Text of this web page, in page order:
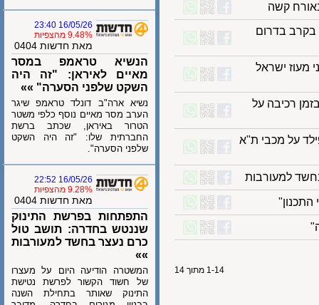
12 בגולני, נפל בקרב בדרום
ישראל
בזמן רכיבה על
על מכבי ת"א
למעורבות
1-14 מתוך 14
16/05/26 23:40
9.48% מהצפיות
מאת חדשות 0404
הנשיא טראמפ במסר
מאיים לאיראן: "זה היה
השקט שלפני הסערה" »»
נשיא ארה"ב דונלד טראמפ שיגר
הערב מסר מאיים נוסף כלפי משטר
הטרור באיראן, שכתב ברשת
החברתית שלו: "זה היה השקט
שלפני הסערה".
16/05/26 22:52
9.28% מהצפיות
מאת חדשות 0404
התפתחות בפרשת התינוק
שננטש בחדרה: תושב טול
כרם נעצר בחשד למעורבות
המשטרה הודיעה היום על מעצרו
של חשוד הקשור לפרשת נטישת
התינוק שאותר בתחילת השנה